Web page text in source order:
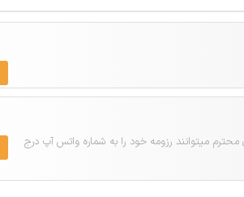
میتوانند رزومه خود را به شماره واتس آپ درج